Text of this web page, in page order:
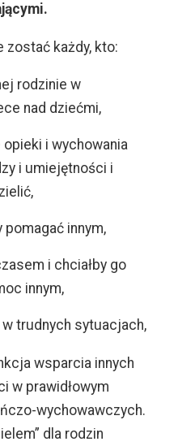
zostać każdy, kto:
rodzinie w
nad dziećmi,
i wychowania
i umiejętności i
pomagać innym,
i chciałby go
innym,
trudnych sytuacjach,
wsparcia innych
w prawidłowym
wychowawczych.
dla rodzin